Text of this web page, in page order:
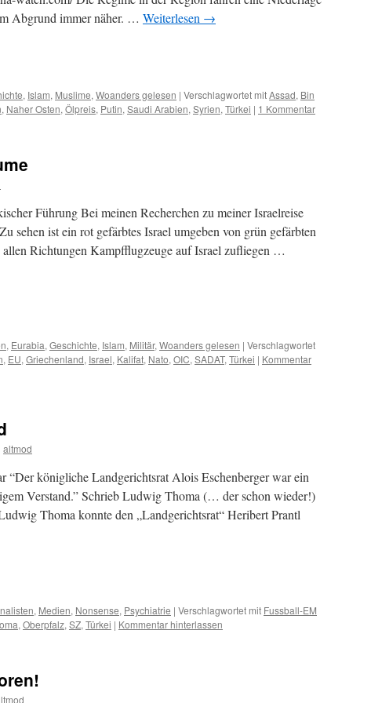
Abgrund immer näher. … Weiterlesen →
, Islam, Muslime, Woanders gelesen | Verschlagwortet mitAssad, Bin
, Naher Osten, Ölpreis, Putin, Saudi Arabien, Syrien, Türkei | 1 Kommentar
Führung Bei meinen Recherchen zu meiner Israelreise
sehen ist ein rot gefärbtes Israel umgeben von grün gefärbten
allen Richtungen Kampfflugzeuge auf Israel zufliegen …
, Eurabia, Geschichte, Islam, Militär, Woanders gelesen | Verschlagwortet
, EU, Griechenland, Israel, Kalifat, Nato, OIC, SADAT, Türkei | Kommentar
altmod
“Der königliche Landgerichtsrat Alois Eschenberger war ein
Verstand.” Schrieb Ludwig Thoma (… der schon wieder!)
Thoma konnte den „Landgerichtsrat“ Heribert Prantl
, Medien, Nonsense, Psychiatrie | Verschlagwortet mit Fussball-EM
, Oberpfalz, SZ, Türkei | Kommentar hinterlassen